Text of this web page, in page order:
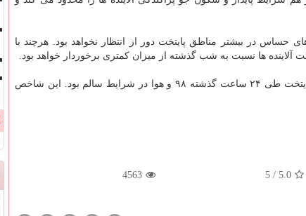
برای گروه های حساس در بیشتر مناطق پایتخت دور از انتظار نخواهد بود. هرچند با
آلاینده ها نسبت به شب گذشته از میزان كمتری برخوردار خواهد بود.
بر اساس اعلام شركت كنترل كیفیت هوای تهران میانگین كیفیت هوای پایتخت طی ۲۴ ساعت گذشته ۹۸ و هوا در شرایط سالم بود. این شاخص
5.0
/
5
4563